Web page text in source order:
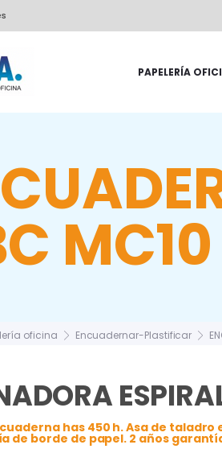
PAPELERÍA
MC10
oficina Encuadernar-Plastificar
has 450 h. Asa de
de borde de papel. 2 años